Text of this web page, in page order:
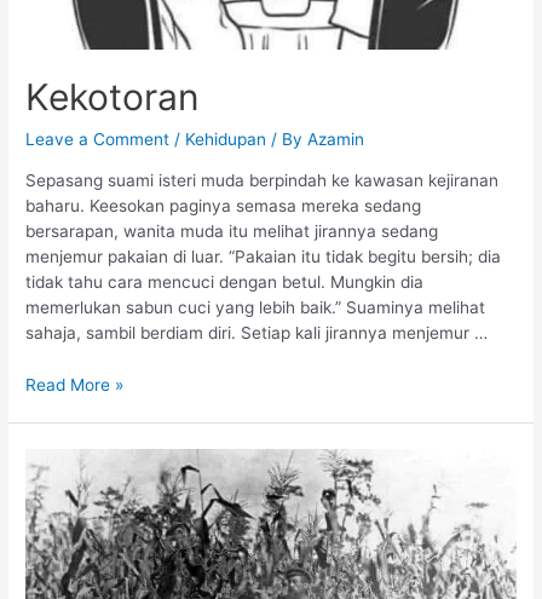
Kekotoran
Leave a Comment / Kehidupan / ByAzamin
Sepasang suami isteri muda berpindah ke kawasan kejiranan
baharu. Keesokan paginya semasa mereka sedang
bersarapan, wanita muda itu melihat jirannya sedang
menjemur pakaian di luar. “Pakaian itu tidak begitu bersih; dia
tidak tahu cara mencuci dengan betul. Mungkin dia
memerlukan sabun cuci yang lebih baik.” Suaminya melihat
sahaja, sambil berdiam diri. Setiap kali jirannya menjemur …
Read More »
Sebarkan